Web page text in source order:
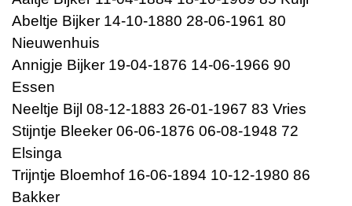
Abeltje Bijker 14-10-1880 28-06-1961 80
Nieuwenhuis
Annigje Bijker 19-04-1876 14-06-1966 90
Essen
Neeltje Bijl 08-12-1883 26-01-1967 83 Vries
Stijntje Bleeker 06-06-1876 06-08-1948 72
Elsinga
Trijntje Bloemhof 16-06-1894 10-12-1980 86
Bakker